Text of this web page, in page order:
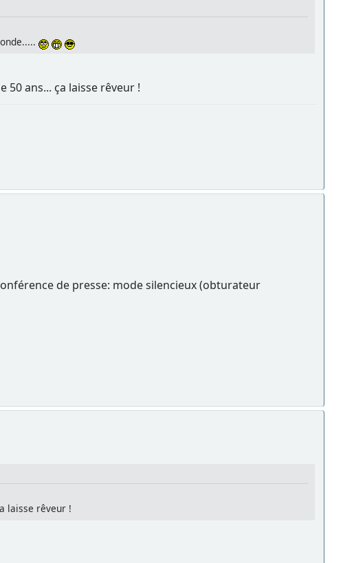
ans... ça laisse rêveur !
de presse: mode silencieux (obturateur
laisse rêveur !